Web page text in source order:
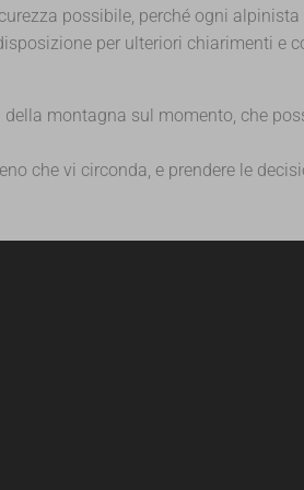
possibile, perché ogni
per ulteriori chiarimenti e
montagna sul momento, che
che vi circonda, e prendere le